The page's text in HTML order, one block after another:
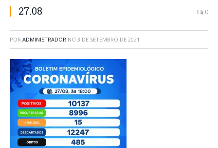
27.08 0
POR ADMINISTRADOR NO 3 DE SETEMBRO DE 2021